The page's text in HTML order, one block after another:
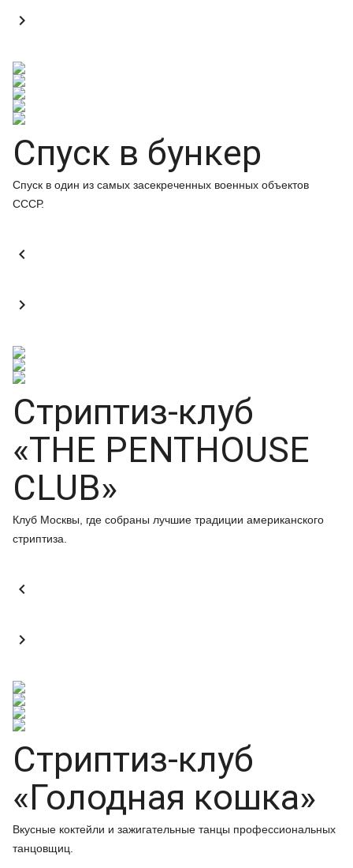

Спуск в бункер
Спуск в один из самых засекреченных военных объектов
СССР.


Стриптиз-клуб
«THE PENTHOUSE
CLUB»
Клуб Москвы, где собраны лучшие традиции американского
стриптиза.


Стриптиз-клуб
«Голодная кошка»
Вкусные коктейли и зажигательные танцы профессиональных
танцовщиц.